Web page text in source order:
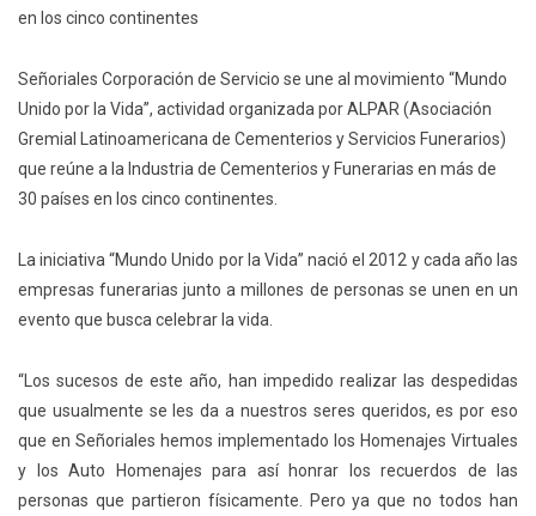
en los cinco continentes
Señoriales Corporación de Servicio se une al movimiento “Mundo
Unido por la Vida”, actividad organizada por ALPAR (Asociación
Gremial Latinoamericana de Cementerios y Servicios Funerarios)
que reúne a la Industria de Cementerios y Funerarias en más de
30 países en los cinco continentes.
La iniciativa “Mundo Unido por la Vida” nació el 2012 y cada año las
empresas funerarias junto a millones de personas se unen en un
evento que busca celebrar la vida.
“Los sucesos de este año, han impedido realizar las despedidas
que usualmente se les da a nuestros seres queridos, es por eso
que en Señoriales hemos implementado los Homenajes Virtuales
y los Auto Homenajes para así honrar los recuerdos de las
personas que partieron físicamente. Pero ya que no todos han